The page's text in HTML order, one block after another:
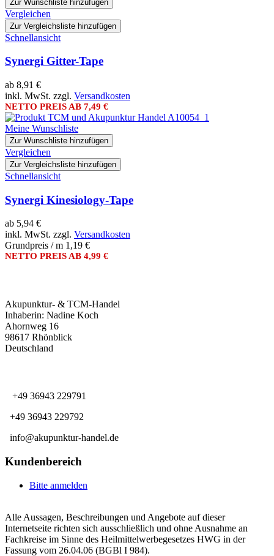
Zur Wunschliste hinzufügen
Vergleichen
Zur Vergleichsliste hinzufügen
Schnellansicht
Synergi Gitter-Tape
ab 8,91 €
inkl. MwSt. zzgl. Versandkosten
NETTO PREIS AB 7,49 €
Meine Wunschliste
Zur Wunschliste hinzufügen
Vergleichen
Zur Vergleichsliste hinzufügen
Schnellansicht
Synergi Kinesiology-Tape
ab 5,94 €
inkl. MwSt. zzgl. Versandkosten
Grundpreis / m 1,19 €
NETTO PREIS AB 4,99 €
Akupunktur- & TCM-Handel
Inhaberin: Nadine Koch
Ahornweg 16
98617 Rhönblick
Deutschland
+49 36943 229791
+49 36943 229792
info@akupunktur-handel.de
Kundenbereich
Bitte anmelden
Alle Aussagen, Beschreibungen und Angebote auf dieser
Internetseite richten sich ausschließlich und ohne Ausnahme an
Fachkreise im Sinne des Heilmittelwerbegesetzes HWG in der
Fassung vom 26.04.06 (BGBl I 984).